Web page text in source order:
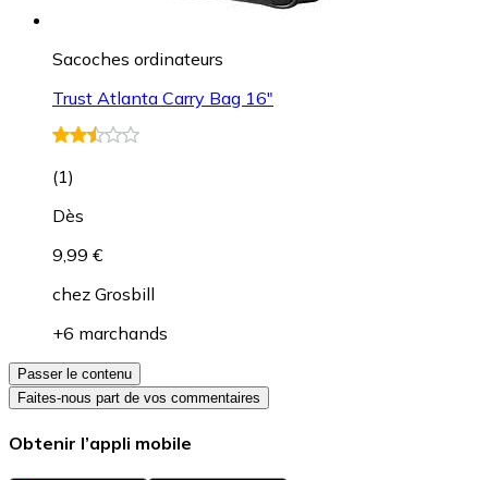
Sacoches ordinateurs
Trust Atlanta Carry Bag 16"
(1)
Dès
9,99 €
chez Grosbill
+6 marchands
Passer le contenu
Faites-nous part de vos commentaires
Obtenir l’appli mobile